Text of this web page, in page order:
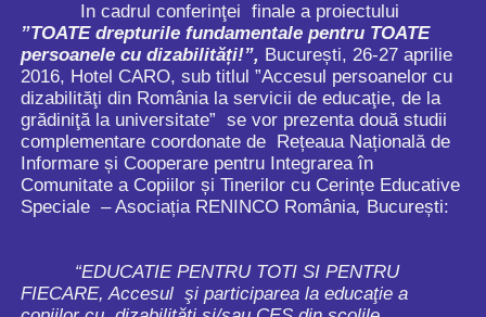
In cadrul conferinţei finale a proiectului
”TOATE drepturile fundamentale pentru TOATE
persoanele cu dizabilități!”, București, 26-27 aprilie
2016, Hotel CARO, sub titlul ”Accesul persoanelor cu
dizabilităţi din România la servicii de educaţie, de la
grădiniţă la universitate” se vor prezenta două studii
complementare coordonate de Rețeaua Națională de
Informare și Cooperare pentru Integrarea în
Comunitate a Copiilor și Tinerilor cu Cerințe Educative
Speciale – Asociația RENINCO România, București:
“EDUCATIE PENTRU TOTI SI PENTRU
FIECARE, Accesul şi participarea la educaţie a